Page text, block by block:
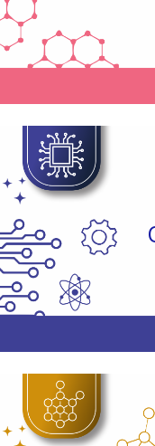
Adsorventes de
metalomesógenos
inteligentes para
espécies químicas.
de suas
Nanomedicina.
diferentes substratos.
Síntese de materiais
Estrutura